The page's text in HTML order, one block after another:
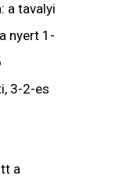
a tavalyi
nyert 1-
3-2-es
a